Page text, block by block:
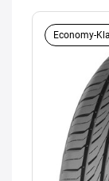
Economy-